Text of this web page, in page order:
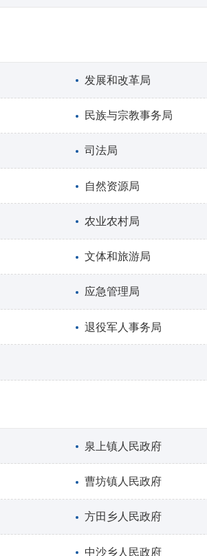
发展和改革局
民族与宗教事务局
司法局
自然资源局
农业农村局
文体和旅游局
应急管理局
退役军人事务局
泉上镇人民政府
曹坊镇人民政府
方田乡人民政府
中沙乡人民政府